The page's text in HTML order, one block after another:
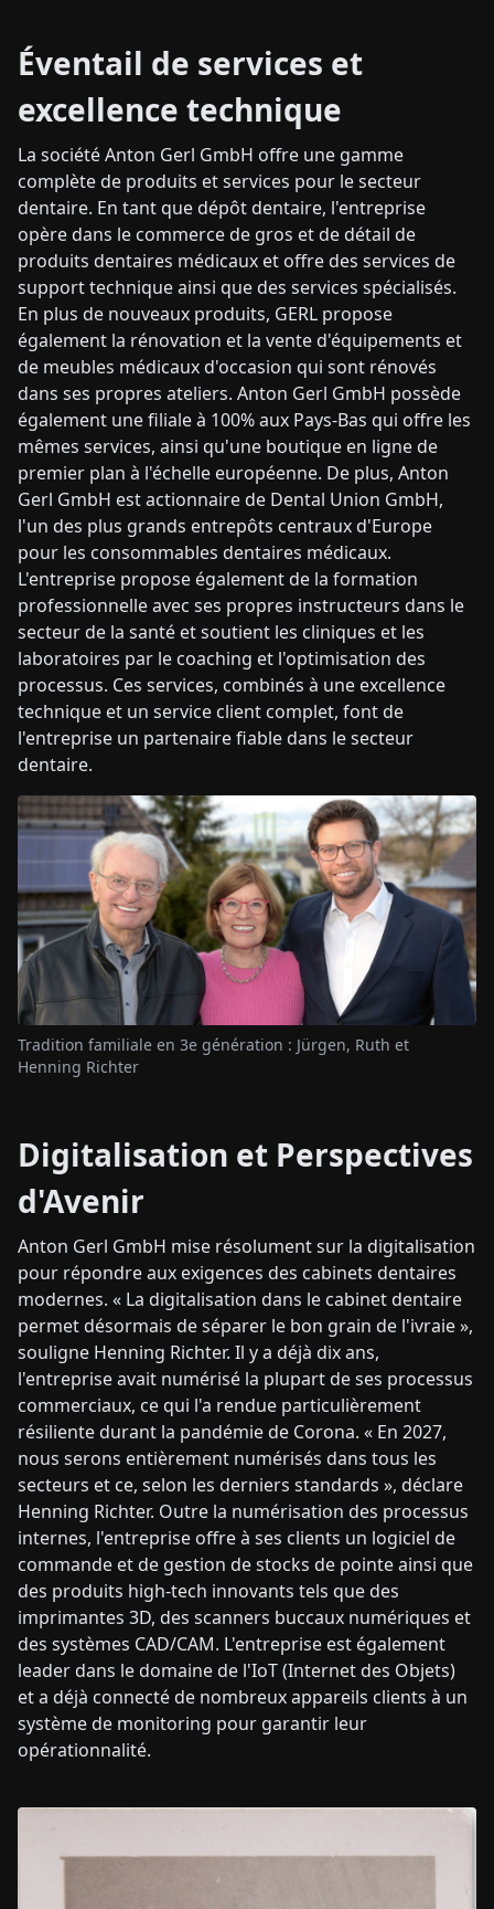
Éventail de services et
excellence technique
La société Anton Gerl GmbH offre une gamme
complète de produits et services pour le secteur
dentaire. En tant que dépôt dentaire, l'entreprise
opère dans le commerce de gros et de détail de
produits dentaires médicaux et offre des services de
support technique ainsi que des services spécialisés.
En plus de nouveaux produits, GERL propose
également la rénovation et la vente d'équipements et
de meubles médicaux d'occasion qui sont rénovés
dans ses propres ateliers. Anton Gerl GmbH possède
également une filiale à 100% aux Pays-Bas qui offre les
mêmes services, ainsi qu'une boutique en ligne de
premier plan à l'échelle européenne. De plus, Anton
Gerl GmbH est actionnaire de Dental Union GmbH,
l'un des plus grands entrepôts centraux d'Europe
pour les consommables dentaires médicaux.
L'entreprise propose également de la formation
professionnelle avec ses propres instructeurs dans le
secteur de la santé et soutient les cliniques et les
laboratoires par le coaching et l'optimisation des
processus. Ces services, combinés à une excellence
technique et un service client complet, font de
l'entreprise un partenaire fiable dans le secteur
dentaire.
Tradition familiale en 3e génération : Jürgen, Ruth et
Henning Richter
Digitalisation et Perspectives
d'Avenir
Anton Gerl GmbH mise résolument sur la digitalisation
pour répondre aux exigences des cabinets dentaires
modernes. « La digitalisation dans le cabinet dentaire
permet désormais de séparer le bon grain de l'ivraie »,
souligne Henning Richter. Il y a déjà dix ans,
l'entreprise avait numérisé la plupart de ses processus
commerciaux, ce qui l'a rendue particulièrement
résiliente durant la pandémie de Corona. « En 2027,
nous serons entièrement numérisés dans tous les
secteurs et ce, selon les derniers standards », déclare
Henning Richter. Outre la numérisation des processus
internes, l'entreprise offre à ses clients un logiciel de
commande et de gestion de stocks de pointe ainsi que
des produits high-tech innovants tels que des
imprimantes 3D, des scanners buccaux numériques et
des systèmes CAD/CAM. L'entreprise est également
leader dans le domaine de l'IoT (Internet des Objets)
et a déjà connecté de nombreux appareils clients à un
système de monitoring pour garantir leur
opérationnalité.